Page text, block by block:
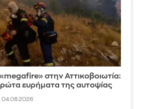
στην Αττικοβοιωτία:
ευρήματα της αυτοψίας
04.08.2026